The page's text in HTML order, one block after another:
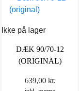
Ikke på lager
DÆK 90/70-12
(ORIGINAL)
639,00 kr.